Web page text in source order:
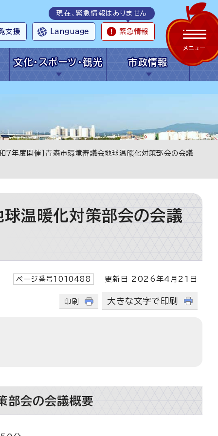
現在、緊急情報はありません
支援 Language 緊急情報
メニュー
文化・スポーツ・観光 市政情報
7年度開催］青森市環境審議会地球温暖化対策部会の会議
球温暖化対策部会の会議
ページ番号1010488 更新日 2026年4月21日
印刷 大きな文字で印刷
部会の会議概要